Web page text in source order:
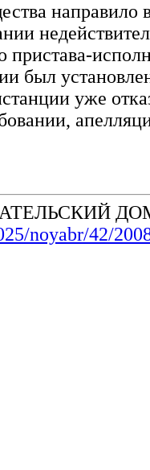
направило
пристава-
был
уже
noyabr/42/